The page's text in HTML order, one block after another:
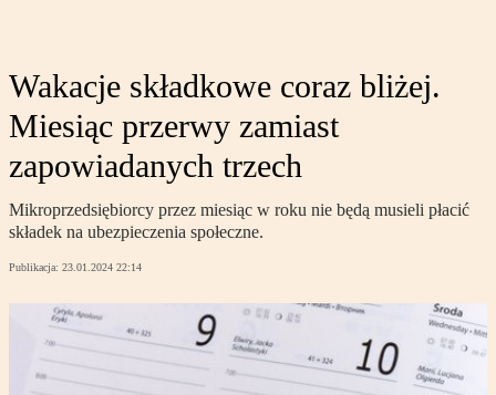
Wakacje składkowe coraz bliżej.
Miesiąc przerwy zamiast
zapowiadanych trzech
Mikroprzedsiębiorcy przez miesiąc w roku nie będą musieli płacić
składek na ubezpieczenia społeczne.
Publikacja: 23.01.2024 22:14